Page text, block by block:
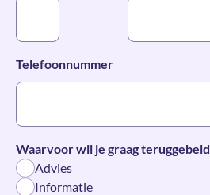
Telefoonnummer(Vereist)
Waarvoor wil je graag
Advies
Informatie